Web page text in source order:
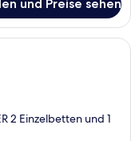
und Preise sehen
Hotelzimmer mit
2 Einzelbetten und 1